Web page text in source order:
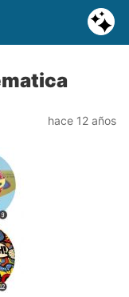
hace 12 años